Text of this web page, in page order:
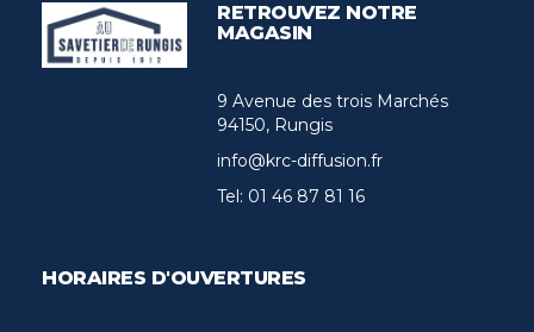
RETROUVEZ NOTRE
MAGASIN
9 Avenue des trois Marchés
94150, Rungis
info@krc-diffusion.fr
Tel: 01 46 87 81 16
HORAIRES D'OUVERTURES